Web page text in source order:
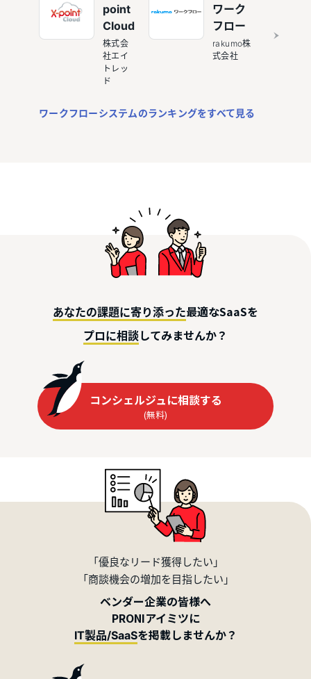
point
Cloud
株式会
社エイ
トレッ
ド
ワーク
フロー
rakumo株
式会社
ワークフローシステムのランキングをすべて見る
あなたの課題に寄り添った最適なSaaSを
プロに相談してみませんか？
コンシェルジュに相談する
(無料)
「優良なリード獲得したい」
「商談機会の増加を目指したい」
ベンダー企業の皆様へ
PRONIアイミツに
IT製品/SaaSを掲載しませんか？